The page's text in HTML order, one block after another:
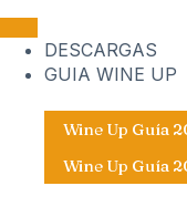
DESCARGAS
GUIA WINE UP
Wine Up Guía
Wine Up Guía